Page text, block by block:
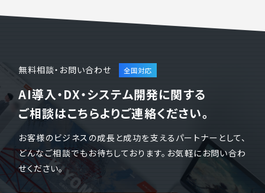
無料相談・お問い合わせ
AI導入・DX・システム開発に関する
ご相談はこちらよりご連絡ください。
お客様のビジネスの成長と成功を支えるパートナーとして、
どんなご相談でもお待ちしております。お気軽にお問い合わ
せください。